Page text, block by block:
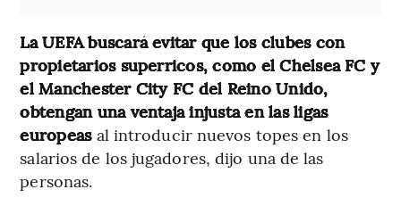
La UEFA buscará evitar que los clubes con
propietarios superricos, como el Chelsea FC y
el Manchester City FC del Reino Unido,
obtengan una ventaja injusta en las ligas
europeas al introducir nuevos topes en los
salarios de los jugadores, dijo una de las
personas.